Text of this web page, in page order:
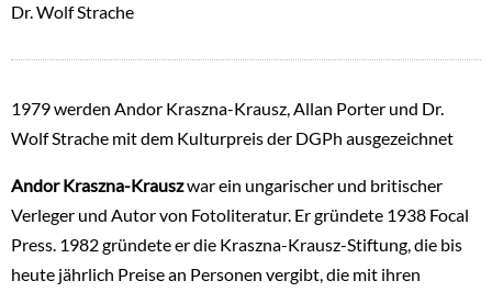
Dr. Wolf Strache
1979 werden Andor Kraszna-Krausz, Allan Porter und Dr.
Wolf Strache mit dem Kulturpreis der DGPh ausgezeichnet
Andor Kraszna-Krauszwar ein ungarischer und britischer
Verleger und Autor von Fotoliteratur. Er gründete 1938 Focal
Press. 1982 gründete er die Kraszna-Krausz-Stiftung, die bis
heute jährlich Preise an Personen vergibt, die mit ihren